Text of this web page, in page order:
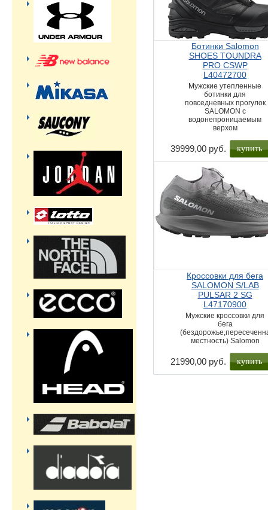
Ботинки Salomon
SHOES TOUNDRA
PRO CSWP
L40472700
Мужские утепленные
ботинки для
повседневных прогулок
SALOMON с
водонепроницаемым
верхом
39999,00 руб. купить
Кроссовки для бега
SALOMON S/LAB
PULSAR 2 SG
L47170900
Мужские кроссовки для
бега
местность) Salomon
21990,00 руб. купить